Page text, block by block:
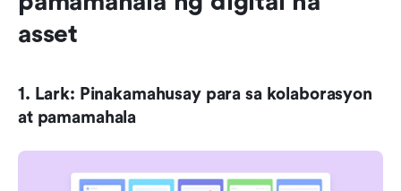
asset
1. Lark: Pinakamahusay para sa kolaborasyon
at pamamahala